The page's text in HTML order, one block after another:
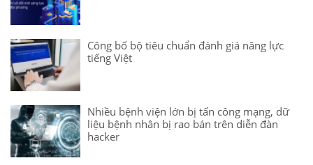
Công bố bộ tiêu chuẩn đánh giá năng lực
tiếng Việt
Nhiều bệnh viện lớn bị tấn công mạng, dữ
liệu bệnh nhân bị rao bán trên diễn đàn
hacker